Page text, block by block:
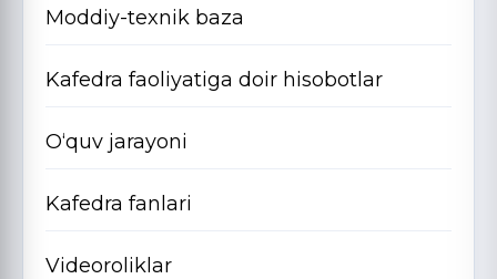
Moddiy-texnik baza
Kafedra faoliyatiga doir hisobotlar
O‘quv jarayoni
Kafedra fanlari
Videoroliklar